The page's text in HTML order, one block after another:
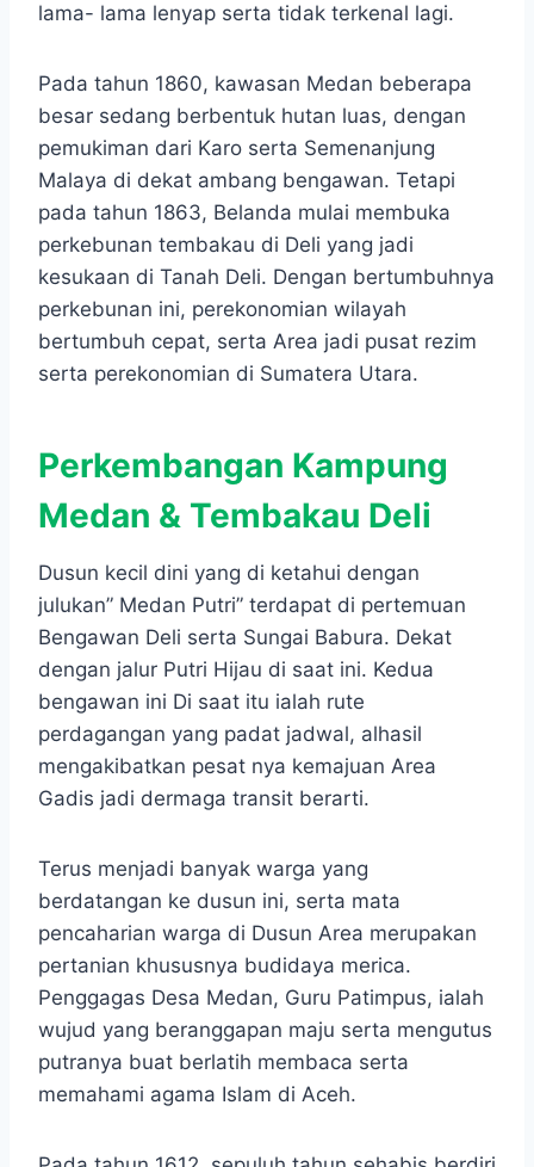
lama- lama lenyap serta tidak terkenal lagi.
Pada tahun 1860, kawasan Medan beberapa
besar sedang berbentuk hutan luas, dengan
pemukiman dari Karo serta Semenanjung
Malaya di dekat ambang bengawan. Tetapi
pada tahun 1863, Belanda mulai membuka
perkebunan tembakau di Deli yang jadi
kesukaan di Tanah Deli. Dengan bertumbuhnya
perkebunan ini, perekonomian wilayah
bertumbuh cepat, serta Area jadi pusat rezim
serta perekonomian di Sumatera Utara.
Perkembangan Kampung
Medan & Tembakau Deli
Dusun kecil dini yang di ketahui dengan
julukan” Medan Putri” terdapat di pertemuan
Bengawan Deli serta Sungai Babura. Dekat
dengan jalur Putri Hijau di saat ini. Kedua
bengawan ini Di saat itu ialah rute
perdagangan yang padat jadwal, alhasil
mengakibatkan pesat nya kemajuan Area
Gadis jadi dermaga transit berarti.
Terus menjadi banyak warga yang
berdatangan ke dusun ini, serta mata
pencaharian warga di Dusun Area merupakan
pertanian khususnya budidaya merica.
Penggagas Desa Medan, Guru Patimpus, ialah
wujud yang beranggapan maju serta mengutus
putranya buat berlatih membaca serta
memahami agama Islam di Aceh.